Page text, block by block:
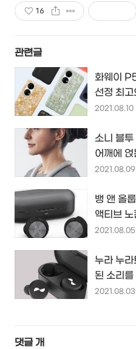
16
관련글
화웨이
선정 최
지원 안
2021.08.10
소니 블
어깨에
2021.08.09
뱅 앤 올
액티브
2021.08.05
누라 누
된 소리
슬링 지원
2021.08.03
댓글 개